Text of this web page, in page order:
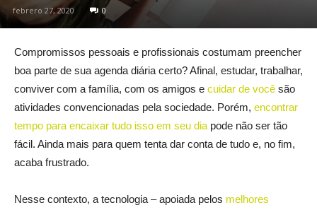
febrero 27, 2020 0
Compromissos pessoais e profissionais costumam preencher
boa parte de sua agenda diária certo? Afinal, estudar, trabalhar,
conviver com a família, com os amigos e cuidar de você são
atividades convencionadas pela sociedade. Porém, encontrar
tempo para encaixar tudo isso em seu dia pode não ser tão
fácil. Ainda mais para quem tenta dar conta de tudo e, no fim,
acaba frustrado.
Nesse contexto, a tecnologia – apoiada pelos melhores